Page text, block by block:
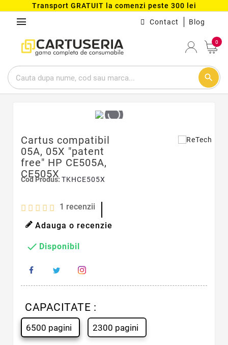
Transport GRATUIT la comenzi peste 300 lei
menu Contact Blog
0
search
Cartus compatibil
05A, 05X "patent
free" HP CE505A,
CE505X
Cod Produs: TKHCE505X
1 recenzii
Adauga o recenzie
 Disponibil
CAPACITATE :
6500 pagini 2300 pagini